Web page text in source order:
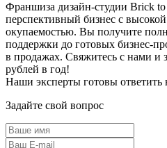
Франшиза дизайн-студии Brick to
перспективный бизнес с
окупаемостью. Вы получите
поддержки до готовых бизнес-
в продажах. Свяжитесь с нами и
рублей в год!
Наши эксперты готовы
Задайте свой вопрос